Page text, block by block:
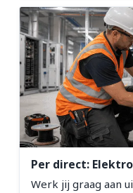
Per direct:
Werk jij graag aan